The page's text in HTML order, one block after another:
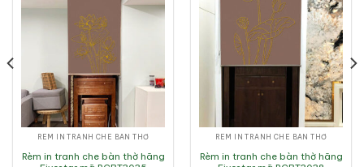
RÈM IN TRANH CHE BÀN THỜ
Rèm in tranh che bàn thờ hãng
RÈM IN TRANH CHE BÀN THỜ
Rèm in tranh che bàn thờ hãng